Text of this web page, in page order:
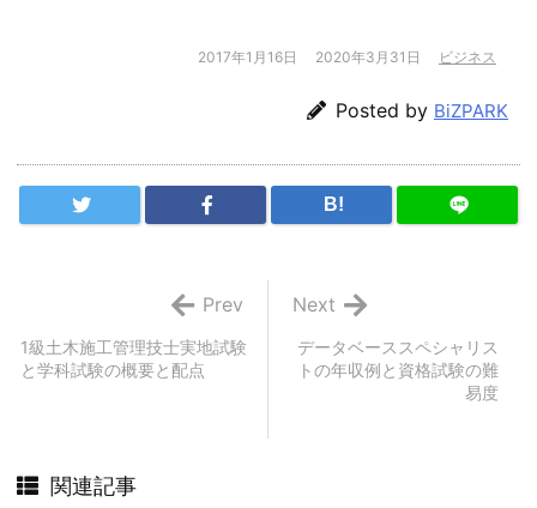
2017年1月16日 2020年3月31日 ビジネス
Posted by BiZPARK
B!
データベーススペシャリス
トの年収例と資格試験の難
易度
Next
1級土木施工管理技士実地試験
と学科試験の概要と配点
Prev
関連記事